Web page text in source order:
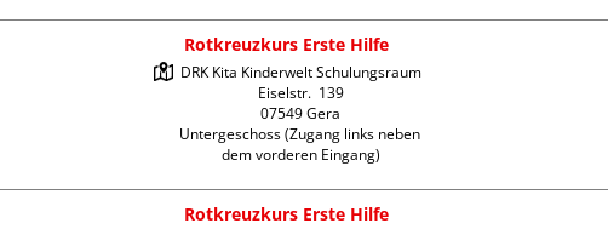
Rotkreuzkurs Erste Hilfe
DRK Kita Kinderwelt Schulungsraum
Eiselstr.  139
07549 Gera
Untergeschoss (Zugang links neben
dem vorderen Eingang)
Rotkreuzkurs Erste Hilfe